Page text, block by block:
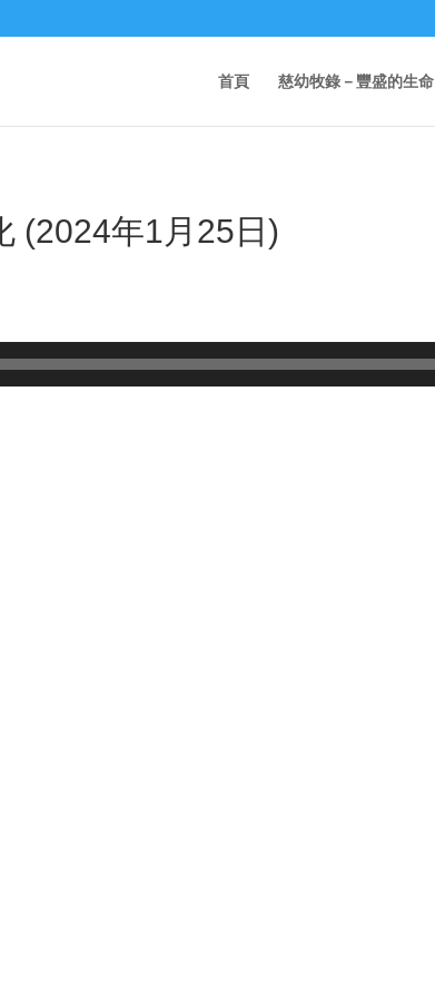
首頁 慈幼牧錄－豐盛的生命
(2024年1月25日)